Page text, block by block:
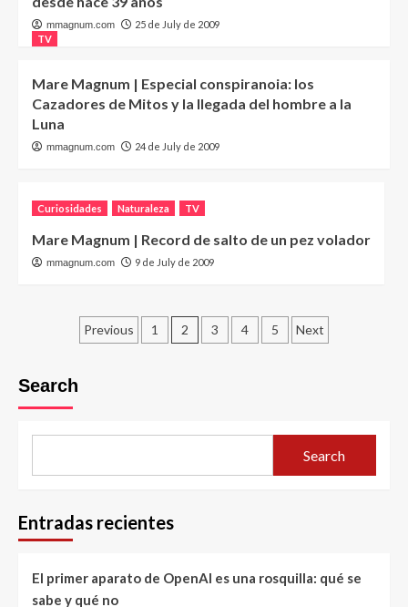
mmagnum.com
25 de July de 2009
TV
Mare Magnum | Especial conspiranoia: los
Cazadores de Mitos y la llegada del hombre a la
Luna
mmagnum.com 24 de July de 2009
Curiosidades Naturaleza TV
Mare Magnum | Record de salto de un pez volador
mmagnum.com 9 de July de 2009
Posts
Previous 1 2 3 4 5 Next
Search
Search
Entradas recientes
El primer aparato de OpenAI es una rosquilla: qué se
sabe y qué no